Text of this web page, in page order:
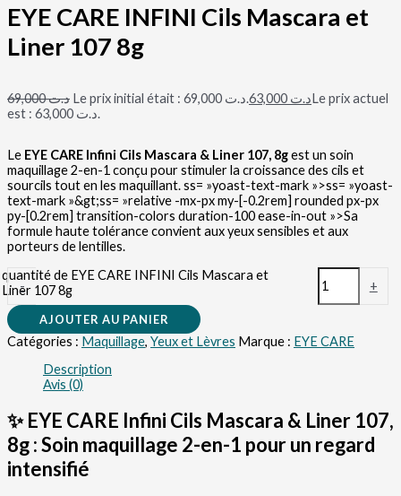
EYE CARE INFINI Cils Mascara et
Liner 107 8g
د.ت69,000 Le prix initial était : د.ت 69,000. د.تLe prix actuel
est : د.ت 63,000.
Le EYE CARE Infini Cils Mascara & Liner 107, 8gest un soin
maquillage 2-en-1 conçu pour stimuler la croissance des cils et
sourcils tout en les maquillant.ss= »yoast-text-mark »>ss= »yoast-
text-mark »&gt;ss= »relative -mx-px my-[-0.2rem] rounded px-px
py-[0.2rem] transition-colors duration-100 ease-in-out »>Sa
formule haute tolérance convient aux yeux sensibles et aux
porteurs de lentilles.
-
quantité de EYE CARE INFINI Cils Mascara et
Liner 107 8g
+
AJOUTER AU PANIER
Catégories : Maquillage, Yeux et Lèvres Marque : EYE CARE
Description
Avis (0)
✨ EYE CARE Infini Cils Mascara & Liner 107,
8g : Soin maquillage 2-en-1 pour un regard
intensifié